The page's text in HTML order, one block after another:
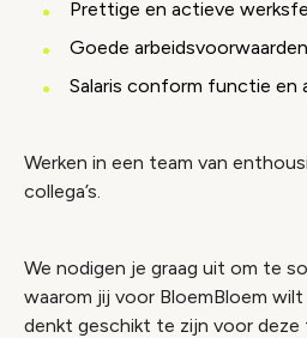
Prettige en actieve
Goede arbeidsvoorwaarden
Salaris conform functie en
Werken in een team van
collega’s.
We nodigen je graag uit om te
waarom jij voor BloemBloem
denkt geschikt te zijn voor deze